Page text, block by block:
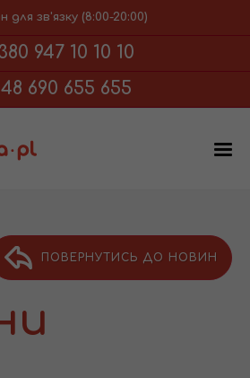
для зв'язку (8:00-20:00)
947 10 10 10
690 655 655
ПОВЕРНУТИСЬ ДО НОВИН